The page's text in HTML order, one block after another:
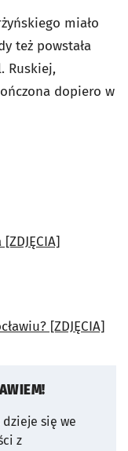
miało
też powstała
Ruskiej,
dopiero w
[ZDJĘCIA]
się we
z